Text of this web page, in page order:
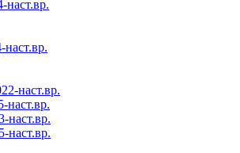
наст.вр.
наст.вр.
наст.вр.
наст.вр.
наст.вр.